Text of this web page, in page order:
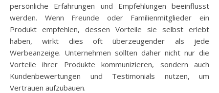
persönliche Erfahrungen und Empfehlungen beeinflusst
werden. Wenn Freunde oder Familienmitglieder ein
Produkt empfehlen, dessen Vorteile sie selbst erlebt
haben, wirkt dies oft überzeugender als jede
Werbeanzeige. Unternehmen sollten daher nicht nur die
Vorteile ihrer Produkte kommunizieren, sondern auch
Kundenbewertungen und Testimonials nutzen, um
Vertrauen aufzubauen.